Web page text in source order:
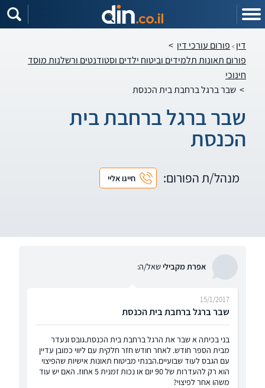
דין פורום עורכי דין >
פורום תאונות תלמידים וביטוח ילדים וסטודנטים ורשלנות מוסד
חינוכי
> שבר ברגל ברחבת בית הכנסת
שבר ברגל ברחבת בית
הכנסת
מנהל/ת הפורום: חייגו אליי
אפרת מקבילישאל/ה:
שבר ברגל ברחבת בית הכנסת
15/1/2017
בני בכיתה א שבר את הרגל ברחבת בית הכנסת.גובס ונעדר
מבית הספר חודש. לאחר חודש חזר חלקית עם ליווי כמובן עדיין
עם הגבס לעוד שבועיים.הבנתי מביטוח תאונות אישיות שהפיצוי
הוא רק להעדרות של 90 יום או נכות זמנית 5 אחוז. האם יש עוד
משהו אחר לפיצוי?